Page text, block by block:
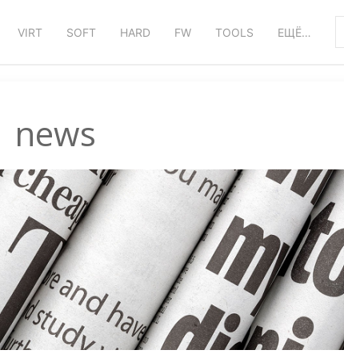
VIRT SOFT HARD FW TOOLS ЕЩЁ…
news